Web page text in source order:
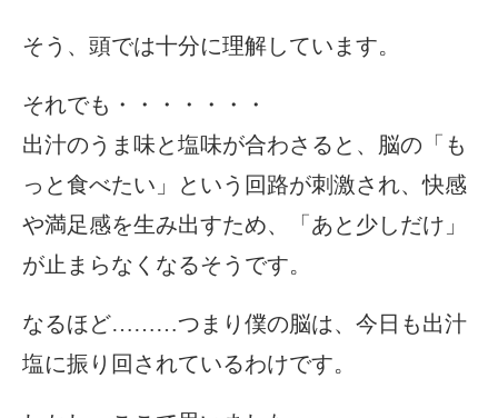
そう、頭では十分に理解しています。
それでも・・・・・・・
出汁のうま味と塩味が合わさると、脳の「も
っと食べたい」という回路が刺激され、快感
や満足感を生み出すため、「あと少しだけ」
が止まらなくなるそうです。
なるほど………つまり僕の脳は、今日も出汁
塩に振り回されているわけです。